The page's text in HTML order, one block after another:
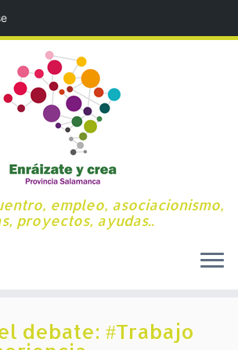
empleo, asociacionismo,
proyectos, ayudas..
debate: #Trabajo